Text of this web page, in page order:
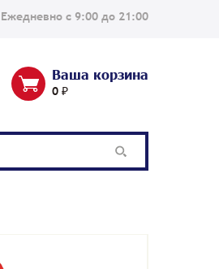
Ежедневно с 9:00 до 21:00
Ваша корзина
0 ₽